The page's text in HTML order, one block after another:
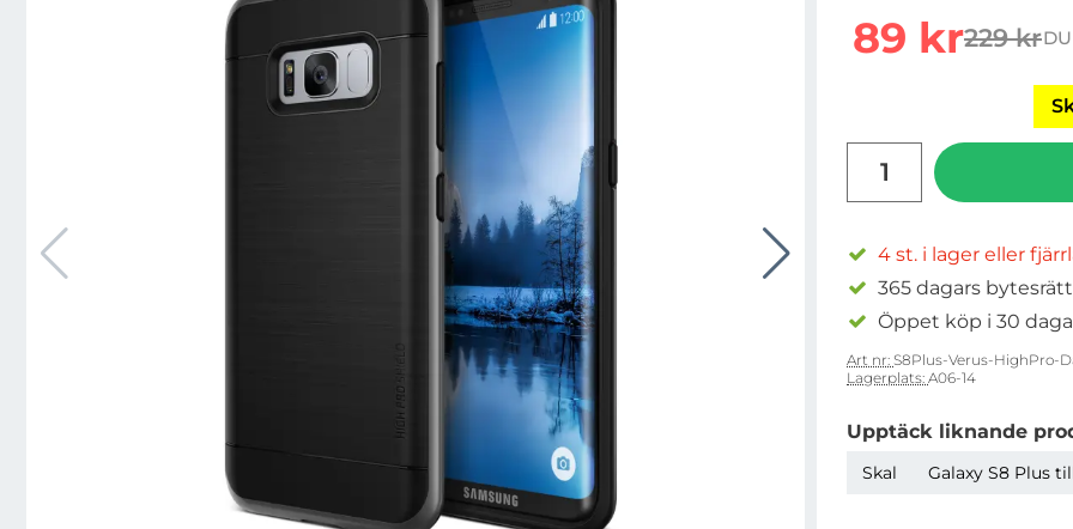
rea pris
89 krtidigare
229 kr
4 st. i lager eller
365 dagars bytesrätt
Öppet köp i 30
Art nr: S8Plus-Verus-HighPro-
Lagerplats: A06-14
Upptäck liknande
Skal Galaxy S8 Plus